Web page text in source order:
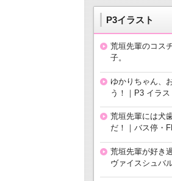
P3イラスト
荒垣先輩のコス
子。
ゆかりちゃん、
う！｜P3 イラス
荒垣先輩には犬
だ！｜バス停・
荒垣先輩が好き
ヴァイスシュバ